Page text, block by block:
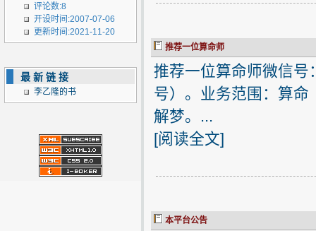
评论数:8
开设时间:2007-07-06
更新时间:2021-11-20
最新链接
李乙隆的书
推荐一位算命师
推荐一位算命师微信号
号）。业务范围：算
解梦。...
[阅读全文]
本平台公告